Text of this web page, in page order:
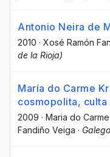
Antonio Neira de
2010 · Xosé Ramón
de la Rioja)
María do Carme
cosmopolita,
2009 · Maria do
Fandiño Veiga ·